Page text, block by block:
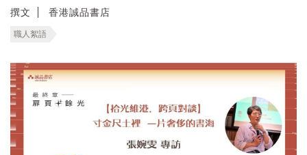
撰文 香港誠品書店
職人絮語